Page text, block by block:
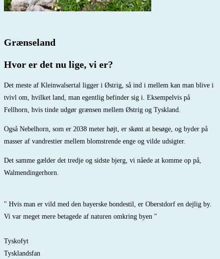
Grænseland
Hvor er det nu lige, vi er?
Det meste af Kleinwalsertal ligger i Østrig, så ind i mellem kan man blive i
tvivl om, hvilket land, man egentlig befinder sig i. Eksempelvis på
Fellhorn, hvis tinde udgør grænsen mellem Østrig og Tyskland.
Også Nebelhorn, som er 2038 meter højt, er skønt at besøge, og byder på
masser af vandrestier mellem blomstrende enge og vilde udsigter.
Det samme gælder det tredje og sidste bjerg, vi nåede at komme op på,
Walmendingerhorn.
" Hvis man er vild med den bayerske bondestil, er Oberstdorf en dejlig by.
Vi var meget mere betagede af naturen omkring byen "
Tyskofyt
Tysklandsfan